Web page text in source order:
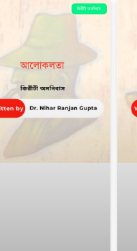
কিরীটী অমনিবাস